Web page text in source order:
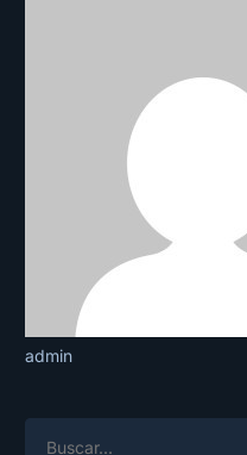
admin